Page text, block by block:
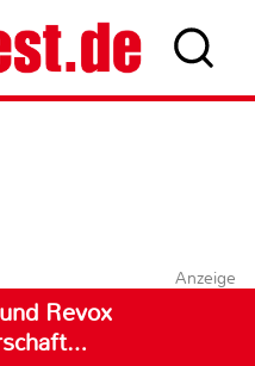
Anzeige
Revox